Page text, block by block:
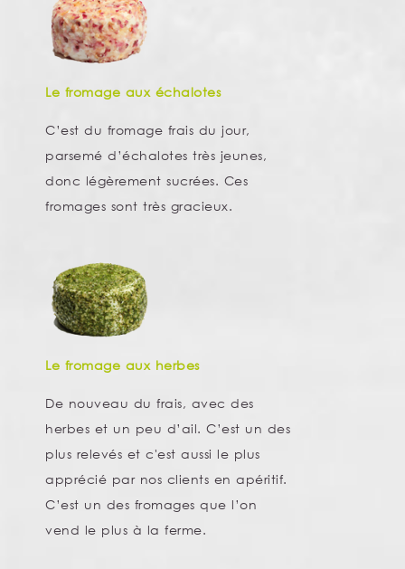
Le fromage aux échalotes
C’est du fromage frais du jour,
parsemé d’échalotes très jeunes,
donc légèrement sucrées. Ces
fromages sont très gracieux.
Le fromage aux herbes
De nouveau du frais, avec des
herbes et un peu d’ail. C’est un des
plus relevés et c'est aussi le plus
apprécié par nos clients en apéritif.
C’est un des fromages que l’on
vend le plus à la ferme.